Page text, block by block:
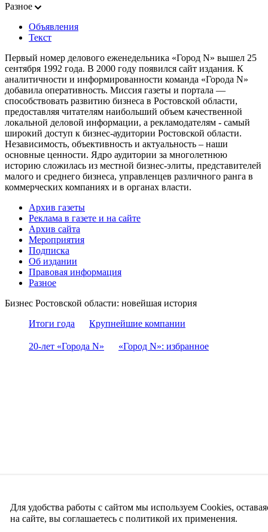
Разное
Объявления
Текст
Первый номер делового еженедельника «Город N» вышел 25
сентября 1992 года. В 2000 году появился сайт издания. К
аналитичности и информированности команда «Города N»
добавила оперативность. Миссия газеты и портала —
способствовать развитию бизнеса в Ростовской области,
предоставляя читателям наибольший объем качественной
локальной деловой информации, а рекламодателям - самый
широкий доступ к бизнес-аудитории Ростовской области.
Независимость, объективность и актуальность – наши
основные ценности. Ядро аудитории за многолетнюю
историю сложилась из местной бизнес-элиты, представителей
малого и среднего бизнеса, управленцев различного ранга в
коммерческих компаниях и в органах власти.
Архив газеты
Реклама в газете и на сайте
Архив сайта
Мероприятия
Подписка
Об издании
Правовая информация
Разное
Бизнес Ростовской области: новейшая история
Итоги года
Крупнейшие компании
20-лет «Города N» «Город N»: избранное
Для удобства работы с сайтом мы используем Cookies,
на сайте, вы соглашаетесь с политикой их применения.